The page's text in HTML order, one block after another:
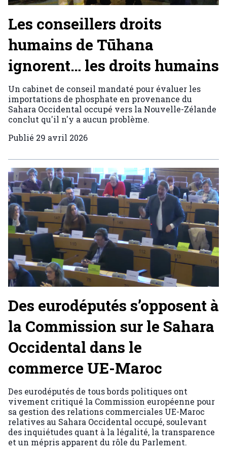
Les conseillers droits
humains de Tūhana
ignorent… les droits humains
Un cabinet de conseil mandaté pour évaluer les
importations de phosphate en provenance du
Sahara Occidental occupé vers la Nouvelle-Zélande
conclut qu'il n'y a aucun problème.
Publié 29 avril 2026
Des eurodéputés s’opposent à
la Commission sur le Sahara
Occidental dans le
commerce UE-Maroc
Des eurodéputés de tous bords politiques ont
vivement critiqué la Commission européenne pour
sa gestion des relations commerciales UE-Maroc
relatives au Sahara Occidental occupé, soulevant
des inquiétudes quant à la légalité, la transparence
et un mépris apparent du rôle du Parlement.